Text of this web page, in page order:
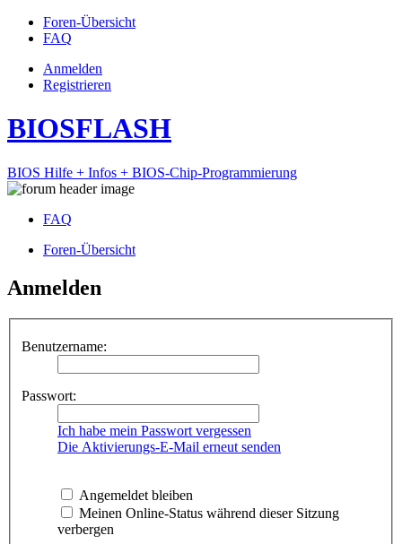
Foren-Übersicht
FAQ
Anmelden
Registrieren
BIOSFLASH
BIOS Hilfe + Infos + BIOS-Chip-Programmierung
FAQ
Foren-Übersicht
Anmelden
Benutzername:
Passwort:
Ich habe mein Passwort vergessen
Die Aktivierungs-E-Mail erneut senden
Angemeldet bleiben
Meinen Online-Status während dieser Sitzung
verbergen